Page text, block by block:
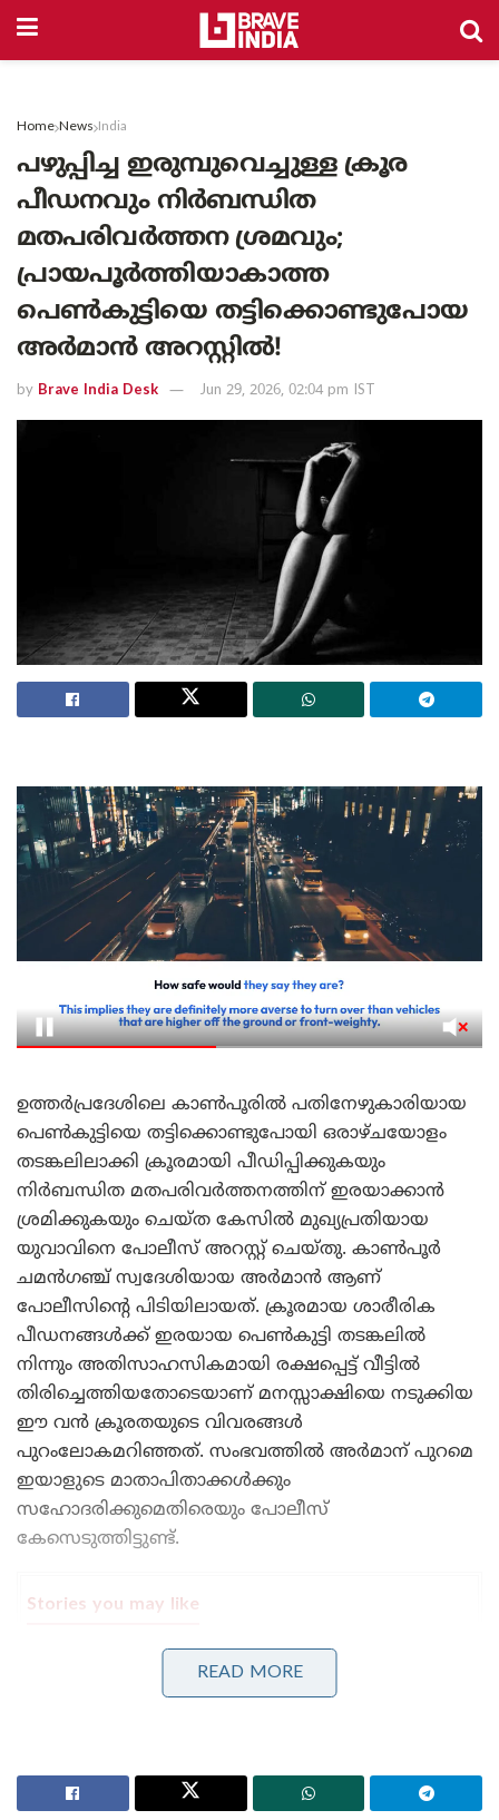
Home News India
പഴുപ്പിച്ച ഇരുമ്പുവെച്ചുള്ള ക്രൂര
പീഡനവും നിർബന്ധിത
മതപരിവർത്തന ശ്രമവും;
പ്രായപൂർത്തിയാകാത്ത
പെൺകുട്ടിയെ തട്ടിക്കൊണ്ടുപോയ
അർമാൻ അറസ്റ്റിൽ!
by Brave India Desk Jun 29, 2026, 02:04 pm IST
ഉത്തർപ്രദേശിലെ കാൺപൂരിൽ പതിനേഴുകാരിയായ
പെൺകുട്ടിയെ തട്ടിക്കൊണ്ടുപോയി ഒരാഴ്ചയോളം
തടങ്കലിലാക്കി ക്രൂരമായി പീഡിപ്പിക്കുകയും
നിർബന്ധിത മതപരിവർത്തനത്തിന് ഇരയാക്കാൻ
ശ്രമിക്കുകയും ചെയ്ത കേസിൽ മുഖ്യപ്രതിയായ
യുവാവിനെ പോലീസ് അറസ്റ്റ് ചെയ്തു. കാൺപൂർ
ചമൻഗഞ്ച് സ്വദേശിയായ അർമാൻ ആണ്
പോലീസിന്റെ പിടിയിലായത്. ക്രൂരമായ ശാരീരിക
പീഡനങ്ങൾക്ക് ഇരയായ പെൺകുട്ടി തടങ്കലിൽ
നിന്നും അതിസാഹസികമായി രക്ഷപ്പെട്ട് വീട്ടിൽ
തിരിച്ചെത്തിയതോടെയാണ് മനസ്സാക്ഷിയെ നടുക്കിയ
ഈ വൻ ക്രൂരതയുടെ വിവരങ്ങൾ
പുറംലോകമറിഞ്ഞത്. സംഭവത്തിൽ അർമാന് പുറമെ
ഇയാളുടെ മാതാപിതാക്കൾക്കും
സഹോദരിക്കുമെതിരെയും പോലീസ്
കേസെടുത്തിട്ടുണ്ട്.
Stories you may like
ദേശീയ ചിഹ്നങ്ങളെ അപമാനിക്കുന്നവർക്ക് ഇന്ത്യയിൽ
ജീവിക്കാൻ അർഹതയില്ലെന്ന് യോഗി ആദിത്യനാഥ്:
ലഖ്‌നൗവിൽ തിരംഗ യാത്രയ്ക്ക് തുടക്കം
ഭീകരർ
READ MORE